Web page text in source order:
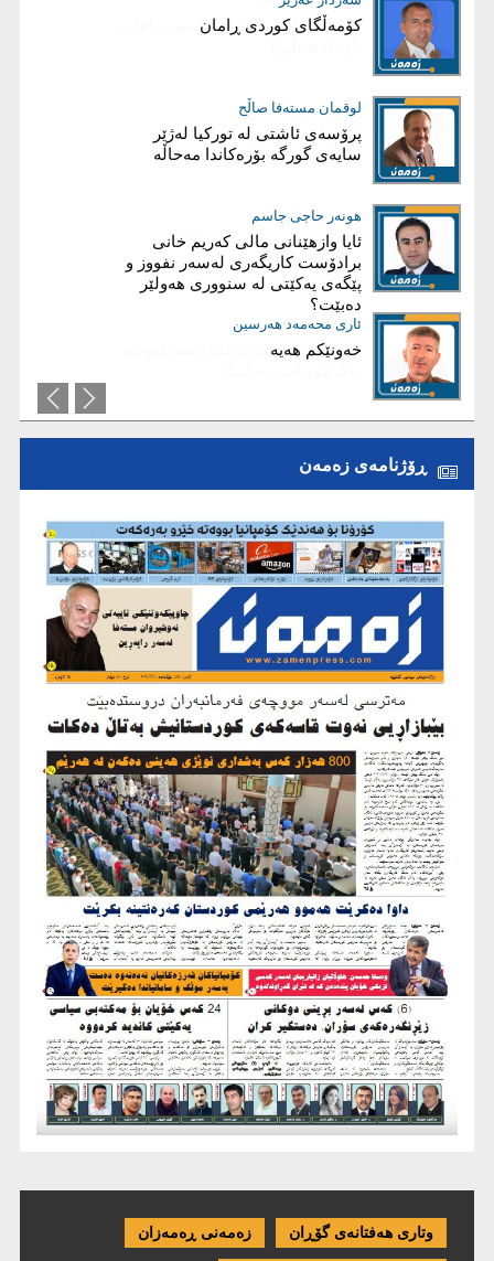
کۆمەڵگای کوردی ڕامان
لوقمان مستەفا صاڵح
پرۆسەی ئاشتی لە توركیا لەژێر
سایەی گورگە بۆرەكاندا مەحاڵە
هونەر حاجی جاسم
ئایا وازهێنانی مالی کەریم‌ خانی
برادۆست کاریگەری لەسەر نفووز و
پێگەی یەکێتی لە سنووری هەولێر
دەبێت؟
ئاری محەمەد هەرسین
خەونێکم هەیە
قەیرانی دارایی عێراق، کەمی داهات
فارس نەورۆڵی
شەڕ لەسەر هیچ!
ئاریز عەبدوڵا
ئايا چۆن هەرێم دەڕوخێ؟
عیماد ئه‌حمه‌د
بریاری دروست؛ بناغەی سەرکەوتنە
ڕۆژنامەی زەمەن
وتاری هەفتانەی گۆڕان زەمەنی ڕەمەزان